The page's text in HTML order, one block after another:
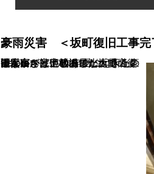
豪雨災害 ＜坂町復旧工事完
こんにちは。 昨年夏に起きた豪雨災害で被害のあった坂町の復旧工事が完了しました。 床上の浸水高さは他地域に比べて高くはないが、土砂の量が大量で、 被害がひどい状況でした。 ＜Before＞